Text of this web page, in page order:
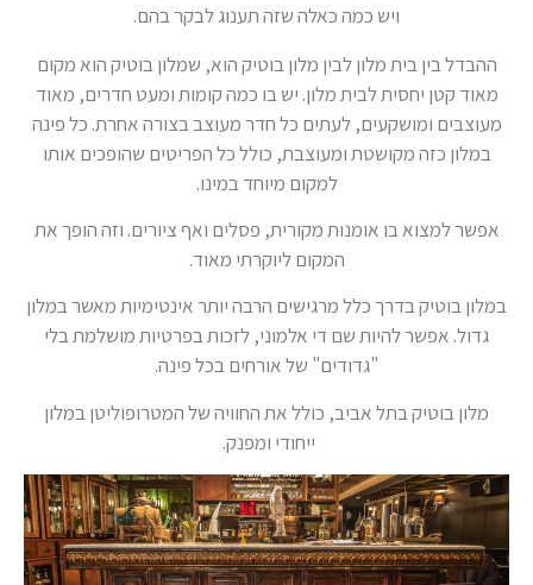
ויש כמה כאלה שזה תענוג לבקר בהם.
ההבדל בין בית מלון לבין מלון בוטיק הוא, שמלון בוטיק הוא מקום
מאוד קטן יחסית לבית מלון. יש בו כמה קומות ומעט חדרים, מאוד
מעוצבים ומושקעים, לעתים כל חדר מעוצב בצורה אחרת. כל פינה
במלון כזה מקושטת ומעוצבת, כולל כל הפריטים שהופכים אותו
למקום מיוחד במינו.
אפשר למצוא בו אומנות מקורית, פסלים ואף ציורים. וזה הופך את
המקום ליוקרתי מאוד.
במלון בוטיק בדרך כלל מרגישים הרבה יותר אינטימיות מאשר במלון
גדול. אפשר להיות שם די אלמוני, לזכות בפרטיות מושלמת בלי
"גדודים" של אורחים בכל פינה.
מלון בוטיק בתל אביב, כולל את החוויה של המטרופוליטן במלון
ייחודי ומפנק.